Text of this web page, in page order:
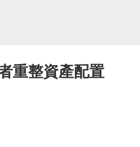
重整資產配置